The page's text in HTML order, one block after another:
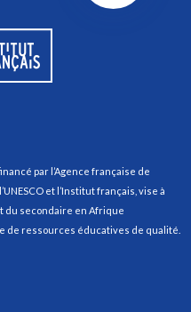
par l’Agence française de
et l’Institut français, vise à
du secondaire en Afrique
de ressources éducatives de qualité.